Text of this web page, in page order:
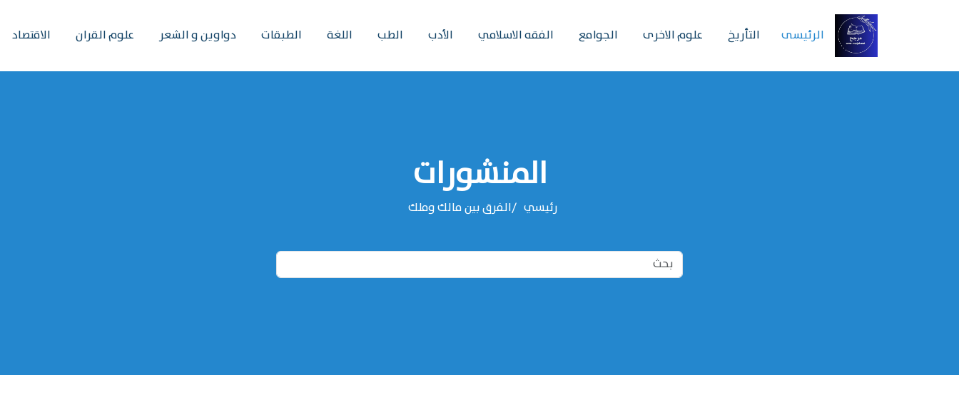
الرئیسی التأريخ علوم الاخرى الجوامع الفقه الاسلامي الأدب الطب اللغة الطبقات دواوين و الشعر علوم القران الاقتصاد
المنشورات
رئيسي الفرق بين مالك وملك